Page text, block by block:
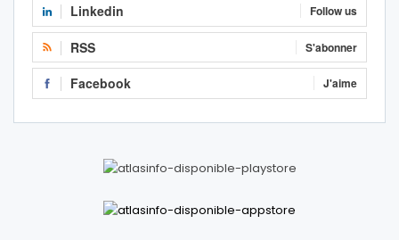
Linkedin Follow us
RSS S'abonner
Facebook J'aime